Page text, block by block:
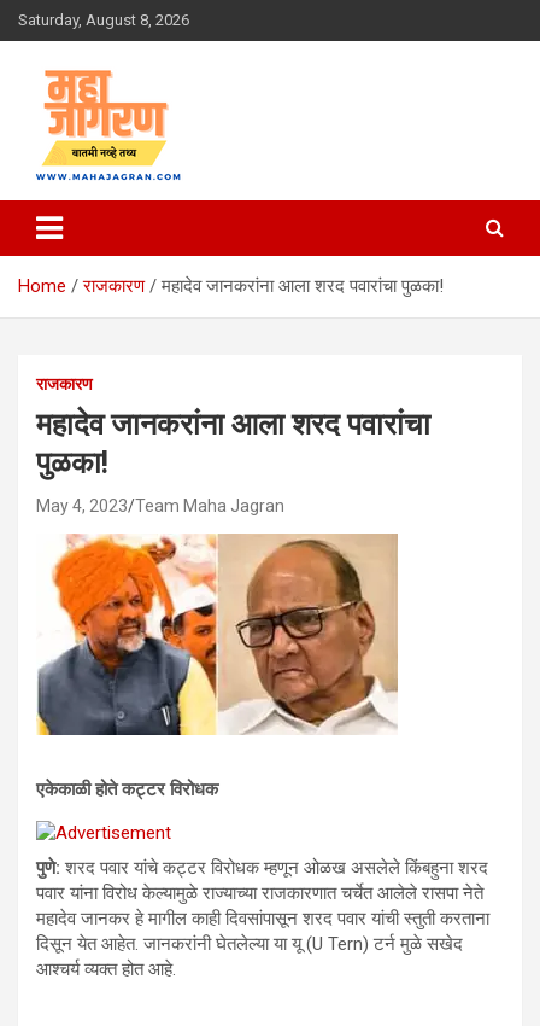
Skip
to
Saturday, August 8, 2026
महा जागरण
Home राजकारण महादेव जानकरांना आला शरद पवारांचा पुळका!
राजकारण
महादेव जानकरांना आला शरद पवारांचा
पुळका!
May 4, 2023 Team Maha Jagran
एकेकाळी होते कट्टर विरोधक
पुणे:शरद पवार यांचे कट्टर विरोधक म्हणून ओळख असलेले किंबहुना शरद
पवार यांना विरोध केल्यामुळे राज्याच्या राजकारणात चर्चेत आलेले रासपा नेते
महादेव जानकर हे मागील काही दिवसांपासून शरद पवार यांची स्तुती करताना
दिसून येत आहेत. जानकरांनी घेतलेल्या या यू (U Tern) टर्न मुळे सखेद
आश्चर्य व्यक्त होत आहे.